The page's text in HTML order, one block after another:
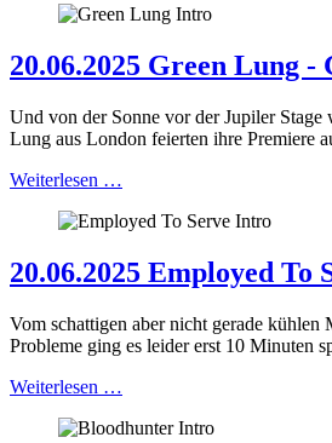
20.06.2025 Green Lung
Und von der Sonne vor der Jupiler Stage
Lung aus London feierten ihre Premiere
Weiterlesen …
20.06.2025 Employed To
Vom schattigen aber nicht gerade
Probleme ging es leider erst 10 Minuten
Weiterlesen …